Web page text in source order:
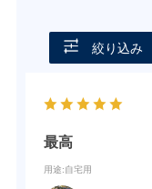
絞り込み
最高
用途:自宅用